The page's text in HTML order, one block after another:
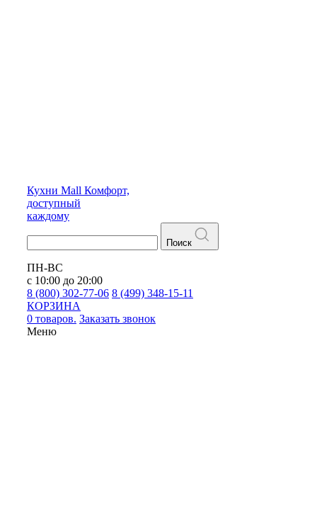
Кухни Mall Комфорт,
доступный
каждому
Поиск
ПН-ВС
с 10:00 до 20:00
8 (800) 302-77-06 8 (499) 348-15-11
КОРЗИНА
0 товаров. Заказать звонок
Меню